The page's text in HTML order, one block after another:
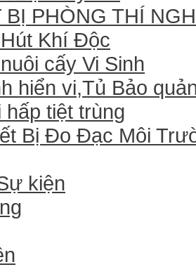
BỊ PHÒNG THÍ
Khí Độc
cấy Vi Sinh
hiển vi,Tủ Bảo
hấp tiệt trùng
Bị Đo Đạc Môi
kiện